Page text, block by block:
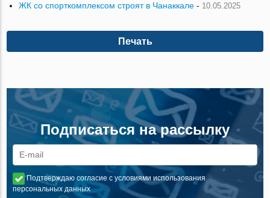
ЖК со спорткомплексом строят в Чанаккале - 10.05.2025
Печать
Подписаться на рассылку
Подтверждаю согласие с условиями использования
персональных данных